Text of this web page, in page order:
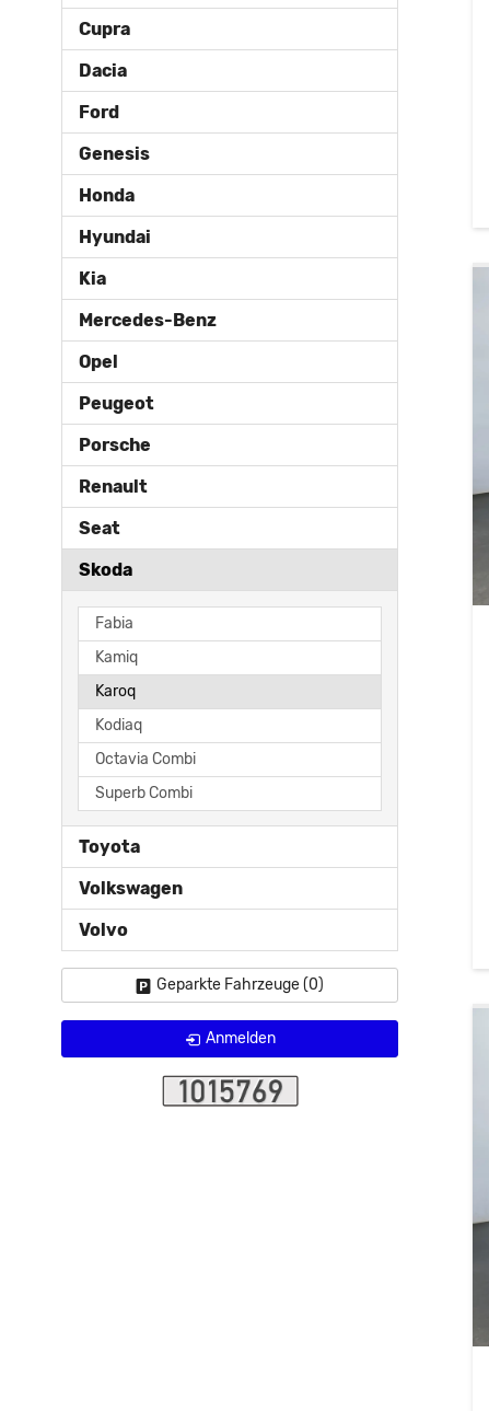
Cupra
Dacia
Ford
Genesis
Honda
Hyundai
Kia
Mercedes-Benz
Opel
Peugeot
Porsche
Renault
Seat
Skoda
Fabia
Kamiq
Karoq
Kodiaq
Octavia Combi
Superb Combi
Toyota
Volkswagen
Volvo
Geparkte Fahrzeuge (0)
Anmelden